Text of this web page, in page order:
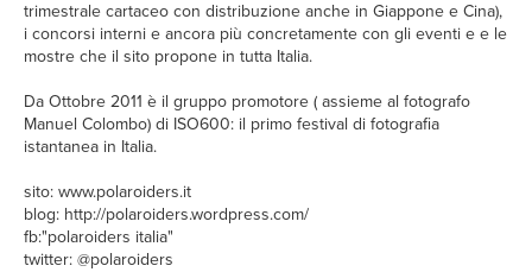
trimestrale cartaceo con distribuzione anche in Giappone e Cina),
i concorsi interni e ancora più concretamente con gli eventi e e le
mostre che il sito propone in tutta Italia.
Da Ottobre 2011 è il gruppo promotore ( assieme al fotografo
Manuel Colombo) di ISO600: il primo festival di fotografia
istantanea in Italia.
sito: www.polaroiders.it
blog: http://polaroiders.wordpress.com/
fb:"polaroiders italia"
twitter: @polaroiders